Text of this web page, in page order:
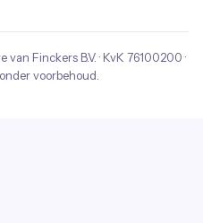
van Finckers B.V. · KvK 76100200 ·
voorbehoud.